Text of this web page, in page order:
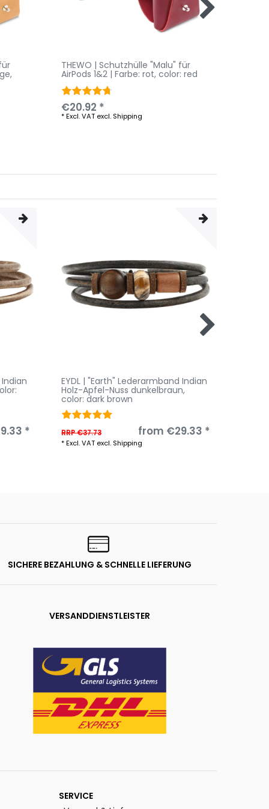
,
THEWO | Schutzhülle "Malu" für
AirPods 1&2 | Farbe: rot, color: red
€20.92 *
*Excl. VAT excl. Shipping
*
EYDL | "Earth" Lederarmband Indian
Holz-Apfel-Nuss dunkelbraun,
color: dark brown
RRP €37.73 from €29.33 *
*Excl. VAT excl. Shipping
SICHERE BEZAHLUNG & SCHNELLE LIEFERUNG
VERSANDDIENSTLEISTER
SERVICE